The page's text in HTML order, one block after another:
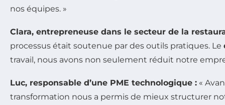
nos équipes. »
Clara, entrepreneuse dans le secteur de la
processus était soutenue par des outils pratiques. Le
travail, nous avons non seulement réduit notre
Luc, responsable d’une PME technologique : «
transformation nous a permis de mieux structurer